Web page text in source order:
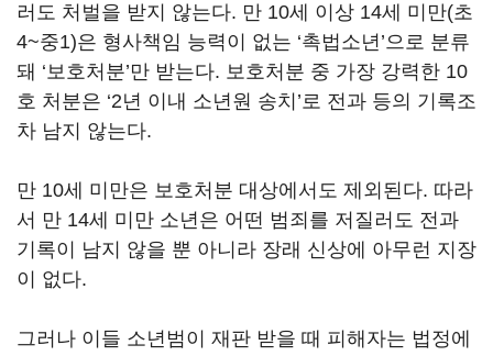
러도 처벌을 받지 않는다. 만 10세 이상 14세 미만(초
4~중1)은 형사책임 능력이 없는 ‘촉법소년’으로 분류
돼 ‘보호처분’만 받는다. 보호처분 중 가장 강력한 10
호 처분은 ‘2년 이내 소년원 송치’로 전과 등의 기록조
차 남지 않는다.
만 10세 미만은 보호처분 대상에서도 제외된다. 따라
서 만 14세 미만 소년은 어떤 범죄를 저질러도 전과
기록이 남지 않을 뿐 아니라 장래 신상에 아무런 지장
이 없다.
그러나 이들 소년범이 재판 받을 때 피해자는 법정에